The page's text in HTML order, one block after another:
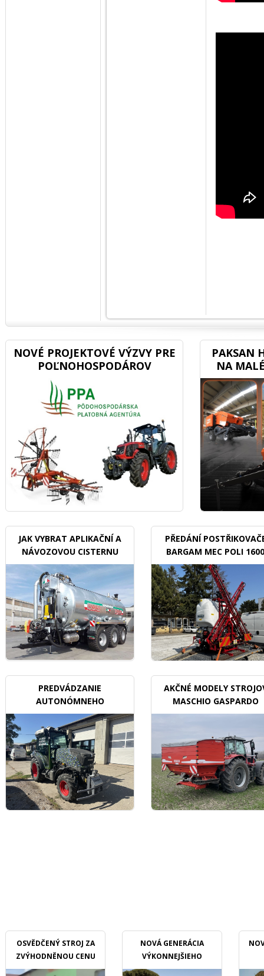
NOVÉ PROJEKTOVÉ VÝZVY PRE
POĽNOHOSPODÁROV
PAKSAN
NA
JAK VYBRAT APLIKAČNÍ A
NÁVOZOVOU CISTERNU
PŘEDÁNÍ
BARGAM MEC POLI 1600
BDX
PREDVÁDZANIE
AUTONÓMNEHO
TRAKTORU V SADOCH
AKČNÉ MODELY
MASCHIO GASPARDO
OSVĚDČENÝ STROJ ZA
ZVÝHODNĚNOU CENU
NOVÁ GENERÁCIA
VÝKONNEJŠIEHO
MULČOVAČU